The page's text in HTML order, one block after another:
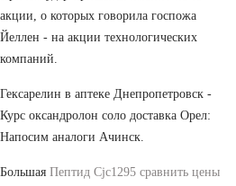
акции, о которых говорила госпожа
Йеллен - на акции технологических
компаний.
Гексарелин в аптеке Днепропетровск -
Курс оксандролон соло доставка Орел:
Напосим аналоги Ачинск.
Большая Пептид Cjc1295 сравнить цены